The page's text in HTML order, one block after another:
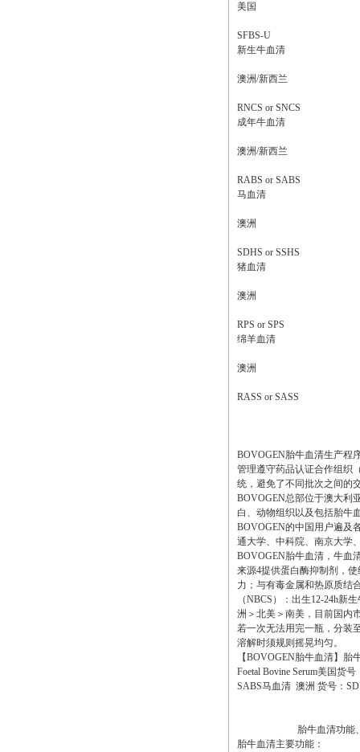
美国
SFBS-U
新生牛血清
澳洲/新西兰
RNCS or SNCS
成年牛血清
澳洲/新西兰
RABS or SABS
马血清
澳洲
SDHS or SSHS
猪血清
澳洲
RPS or SPS
绵羊血清
澳洲
RASS or SASS
BOVOGEN胎牛血清生产程
管理遵守药品认证合作组织
统，避免了不同批次之间的
BOVOGEN总部位于澳大利
白、动物组织以及包括胎牛
BOVOGEN的中国用户遍及
通大学、中科院、南京大学
BOVOGEN胎牛血清，牛血
来源4提供蛋白酶抑制剂，
力；与有毒金属和热原质结
（NBCS）：出生12-24h新
洲＞北美＞南美，目前国内
若一次无法用完一瓶，分装
溶解时须规则摇晃均匀。
【BOVOGEN胎牛血清】胎
Foetal Bovine Serum美国货
SABS马血清 澳洲 货号：
胎牛血清功能、参
胎牛血清主要功能：